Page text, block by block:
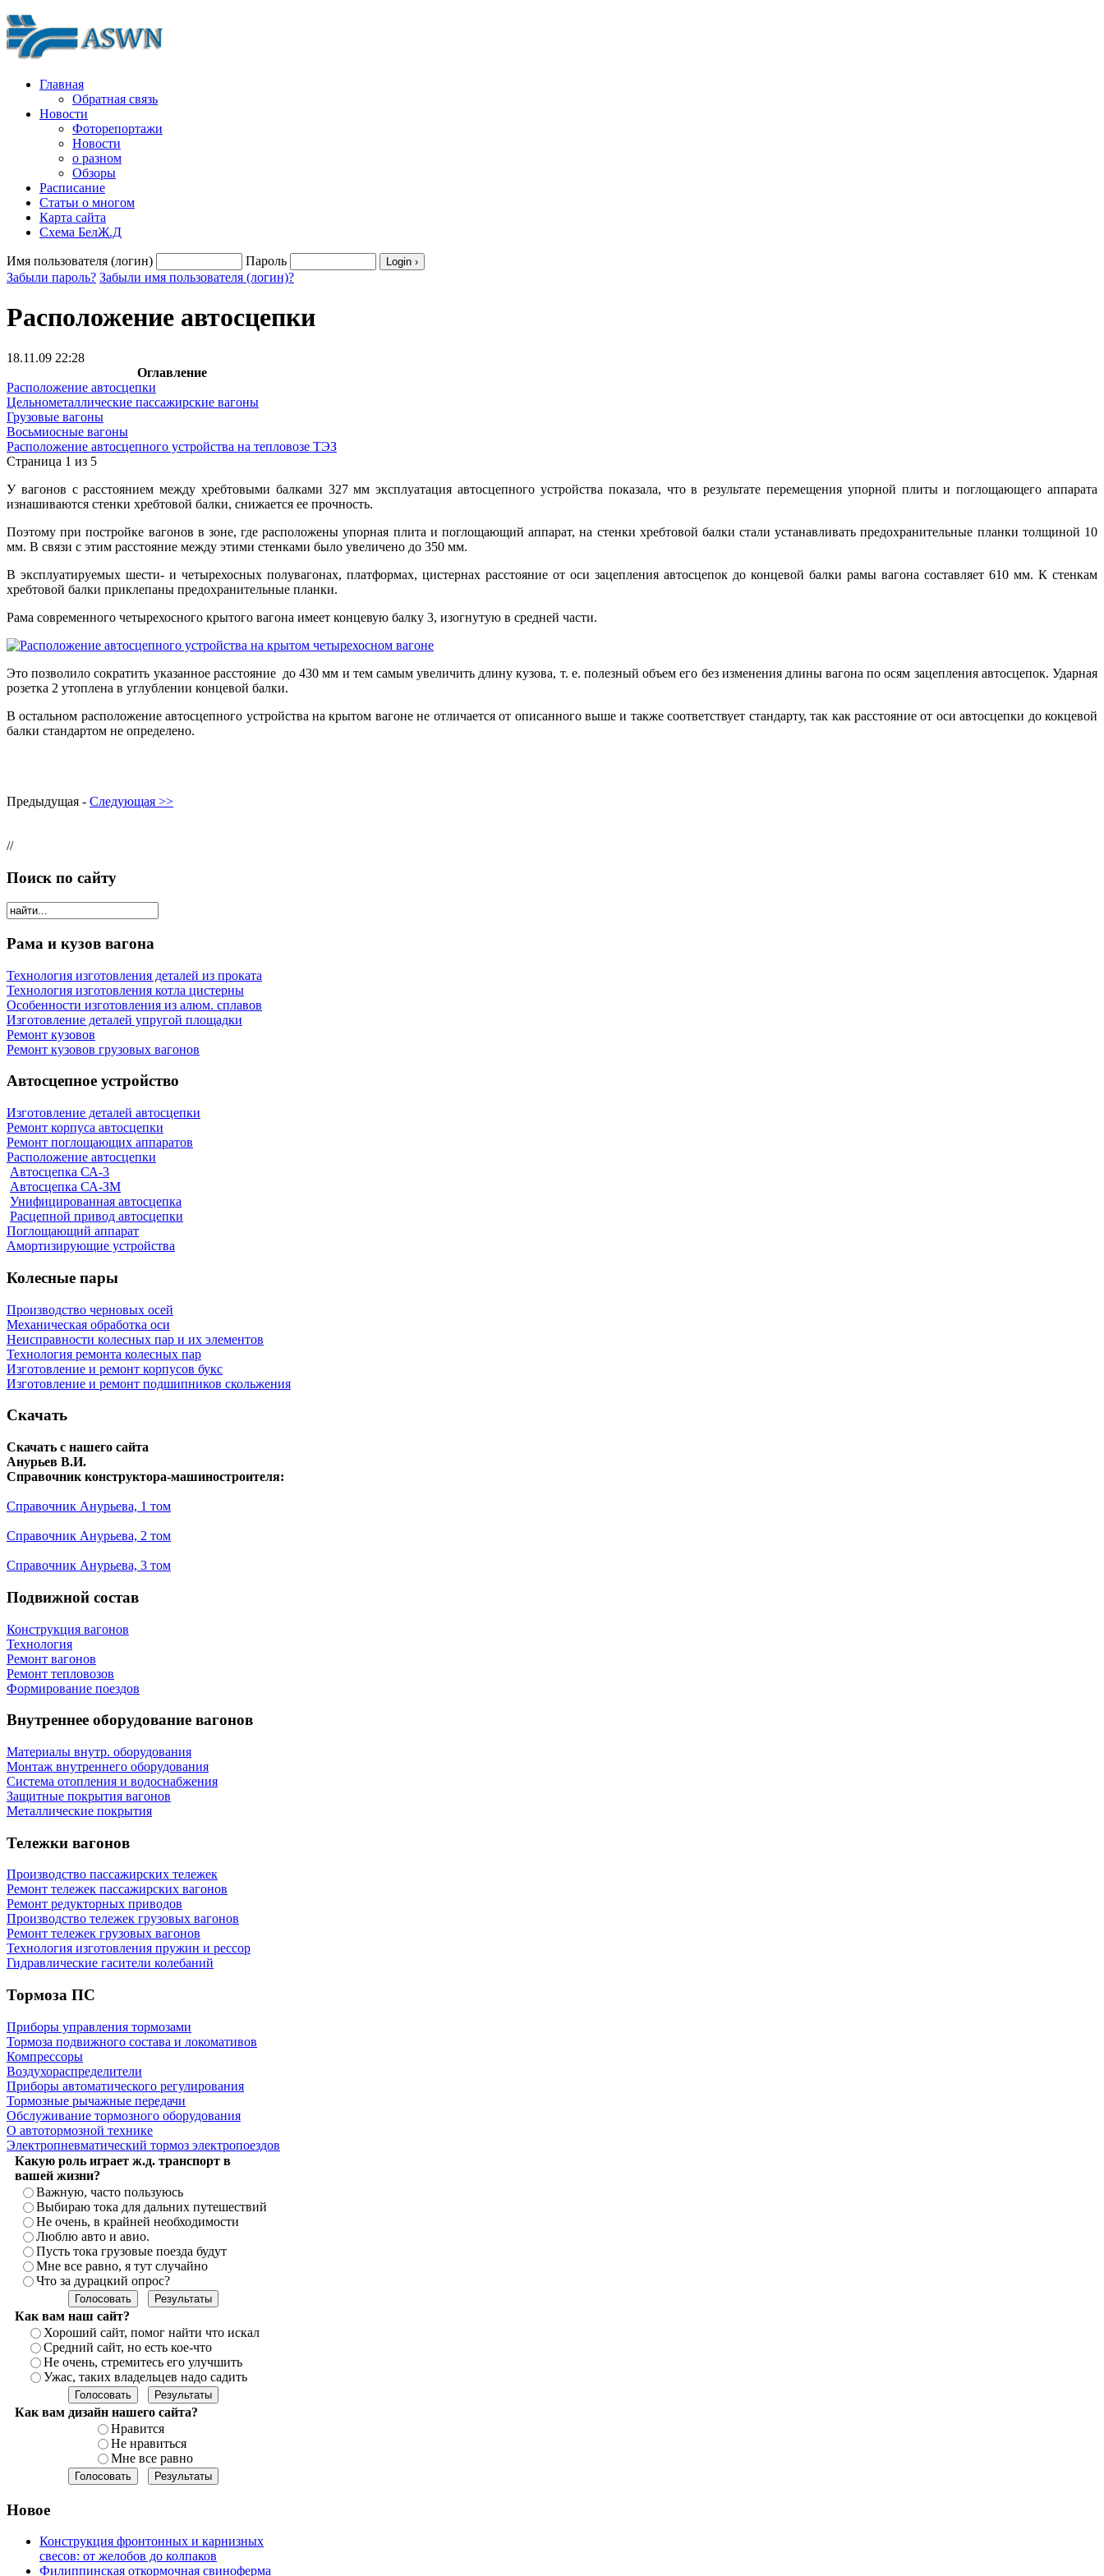
Главная
Обратная связь
Новости
Фоторепортажи
Новости
о разном
Обзоры
Расписание
Статьи о многом
Карта сайта
Схема БелЖ.Д
Имя пользователя (логин)
Пароль
Забыли пароль? Забыли имя пользователя (логин)?
Расположение автосцепки
18.11.09 22:28
Оглавление
Расположение автосцепки
Цельнометаллические пассажирские вагоны
Грузовые вагоны
Восьмиосные вагоны
Расположение автосцепного устройства на тепловозе ТЭЗ
Страница 1 из 5
У вагонов с расстоянием между хребтовыми балками 327 мм эксплуатация автосцепного устройства показала, что в результате перемещения упорной плиты и поглощающего аппарата
изнашиваются стенки хребтовой балки, снижается ее прочность.
Поэтому при постройке вагонов в зоне, где расположены упорная плита и поглощающий аппарат, на стенки хребтовой балки стали устанавливать предохранительные планки толщиной 10
мм. В связи с этим расстояние между этими стенками было увеличено до 350 мм.
В эксплуатируемых шести- и четырехосных полувагонах, платформах, цистернах расстояние от оси зацепления автосцепок до концевой балки рамы вагона составляет 610 мм. К стенкам
хребтовой балки приклепаны предохранительные планки.
Рама современного четырехосного крытого вагона имеет концевую балку 3, изогнутую в средней части.
Это позволило сократить указанное расстояние до 430 мм и тем самым увеличить длину кузова, т. е. полезный объем его без изменения длины вагона по осям зацепления автосцепок. Ударная
розетка 2 утоплена в углублении концевой балки.
В остальном расположение автосцепного устройства на крытом вагоне не отличается от описанного выше и также соответствует стандарту, так как расстояние от оси автосцепки до кокцевой
балки стандартом не определено.
Предыдущая - Следующая >>
//
Поиск по сайту
Рама и кузов вагона
Технология изготовления деталей из проката
Технология изготовления котла цистерны
Особенности изготовления из алюм. сплавов
Изготовление деталей упругой площадки
Ремонт кузовов
Ремонт кузовов грузовых вагонов
Автосцепное устройство
Изготовление деталей автосцепки
Ремонт корпуса автосцепки
Ремонт поглощающих аппаратов
Расположение автосцепки
Автосцепка СА-3
Автосцепка СА-ЗМ
Унифицированная автосцепка
Расцепной привод автосцепки
Поглощающий аппарат
Амортизирующие устройства
Колесные пары
Производство черновых осей
Механическая обработка оси
Неисправности колесных пар и их элементов
Технология ремонта колесных пар
Изготовление и ремонт корпусов букс
Изготовление и ремонт подшипников скольжения
Скачать
Скачать с нашего сайта
Анурьев В.И.
Справочник конструктора-машиностроителя:
Справочник Анурьева, 1 том
Справочник Анурьева, 2 том
Справочник Анурьева, 3 том
Подвижной состав
Конструкция вагонов
Технология
Ремонт вагонов
Ремонт тепловозов
Формирование поездов
Внутреннее оборудование вагонов
Материалы внутр. оборудования
Монтаж внутреннего оборудования
Cистема отопления и водоснабжения
Защитные покрытия вагонов
Металлические покрытия
Тележки вагонов
Производство пассажирских тележек
Ремонт тележек пассажирских вагонов
Ремонт редукторных приводов
Производство тележек грузовых вагонов
Ремонт тележек грузовых вагонов
Технология изготовления пружин и рессор
Гидравлические гасители колебаний
Тормоза ПС
Приборы управления тормозами
Тормоза подвижного состава и локомативов
Компрессоры
Воздухораспределители
Приборы автоматического регулирования
Тормозные рычажные передачи
Обслуживание тормозного оборудования
О автотормозной технике
Электропневматический тормоз электропоездов
Какую роль играет ж.д. транспорт в
вашей жизни?
Важную, часто пользуюсь
Выбираю тока для дальних путешествий
Не очень, в крайней необходимости
Люблю авто и авио.
Пусть тока грузовые поезда будут
Мне все равно, я тут случайно
Что за дурацкий опрос?
Как вам наш сайт?
Хороший сайт, помог найти что искал
Средний сайт, но есть кое-что
Не очень, стремитесь его улучшить
Ужас, таких владельцев надо садить
Как вам дизайн нашего сайта?
Нравится
Не нравиться
Мне все равно
Новое
Конструкция фронтонных и карнизных
свесов: от желобов до колпаков
Филиппинская откормочная свиноферма